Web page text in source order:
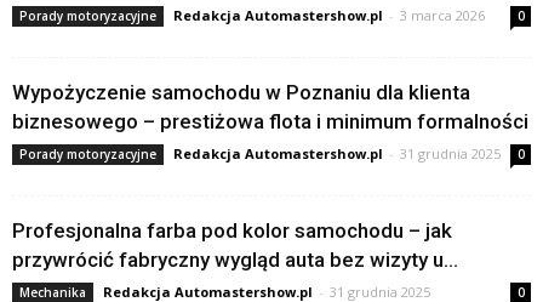
Porady motoryzacyjne Redakcja Automastershow.pl - 3 marca 2026 0
Wypożyczenie samochodu w Poznaniu dla klienta
biznesowego – prestiżowa flota i minimum formalności
Porady motoryzacyjne Redakcja Automastershow.pl - 31 grudnia 2025 0
Profesjonalna farba pod kolor samochodu – jak
przywrócić fabryczny wygląd auta bez wizyty u...
Mechanika Redakcja Automastershow.pl - 31 grudnia 2025 0